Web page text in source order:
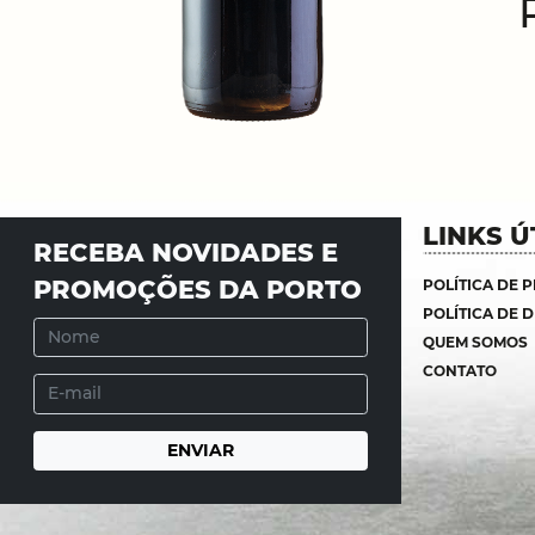
RECEBA NOVIDADES E
PROMOÇÕES DA PORTO
LINKS
POLÍTICA DE
POLÍTICA DE
QUEM SOMOS
CONTATO